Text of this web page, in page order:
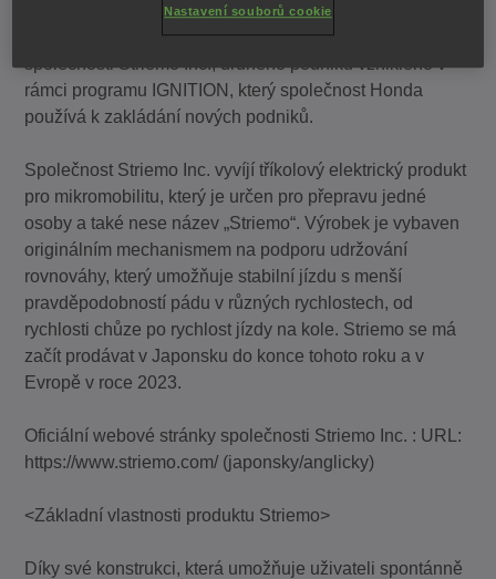
TOKYO, Japonsko, 13. června, 2022 – společnost
Honda Motor Co., Ltd. dnes oznámila vytvoření
společnosti Striemo Inc., druhého podniku vzniklého v
rámci programu IGNITION, který společnost Honda
používá k zakládání nových podniků.
Společnost Striemo Inc. vyvíjí tříkolový elektrický produkt
pro mikromobilitu, který je určen pro přepravu jedné
osoby a také nese název „Striemo“. Výrobek je vybaven
originálním mechanismem na podporu udržování
rovnováhy, který umožňuje stabilní jízdu s menší
pravděpodobností pádu v různých rychlostech, od
rychlosti chůze po rychlost jízdy na kole. Striemo se má
začít prodávat v Japonsku do konce tohoto roku a v
Evropě v roce 2023.
Oficiální webové stránky společnosti Striemo Inc. : URL:
https://www.striemo.com/ (japonsky/anglicky)
<Základní vlastnosti produktu Striemo>
Díky své konstrukci, která umožňuje uživateli spontánně
Nastavení souborů cookie